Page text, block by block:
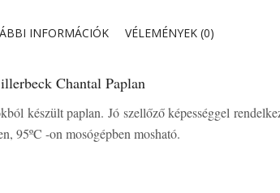
INFORMÁCIÓK VÉLEMÉNYEK (0)
Chantal Paplan
készült paplan. Jó szellőző képességgel
95ºC -on mosógépben mosható.